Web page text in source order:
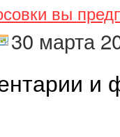
вы
30 марта
и